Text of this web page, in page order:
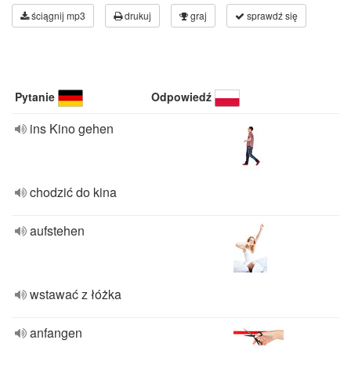
ściągnij mp3 drukuj graj sprawdź się
Pytanie Odpowiedź
ins Kino gehen
chodzić do kina
aufstehen
wstawać z łóżka
anfangen